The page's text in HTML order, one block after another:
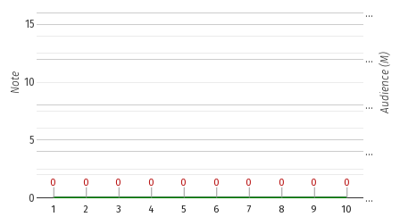
1 2 3 4 5 6 7 8 9 10
0
5
10
15
…
…
…
…
…
0
0 0
0 0
0 0
0 0
0 0
0 0
0 0
0 0
0 0
0
Note Audience (M)